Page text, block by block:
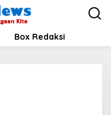
Box Redaksi